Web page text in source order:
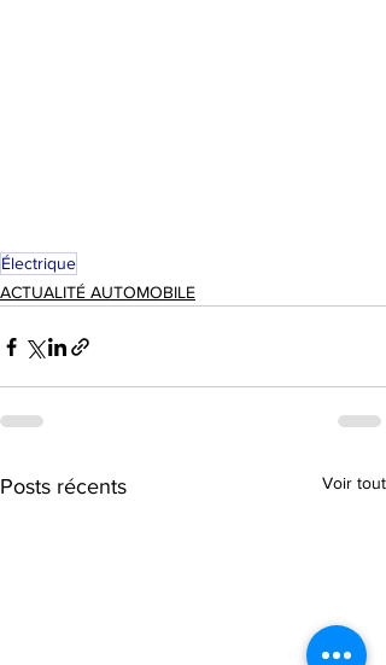
Électrique
ACTUALITÉ AUTOMOBILE
Posts récents Voir tout